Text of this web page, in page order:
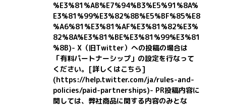
%E3%81%AB%E7%94%B3%E5%91%8A%
E3%81%99%E3%82%8B%E5%BF%85%E8
%A6%81%E3%81%AF%E3%81%82%E3%
82%8A%E3%81%BE%E3%81%99%E3%81
%8B)- X（旧Twitter）への投稿の場合は
「有料パートナーシップ」の設定を行なって
ください。 [詳しくはこちら]
(https://help.twitter.com/ja/rules-and-
policies/paid-partnerships)- PR投稿内容に
関しては、弊社商品に関する内容のみとな